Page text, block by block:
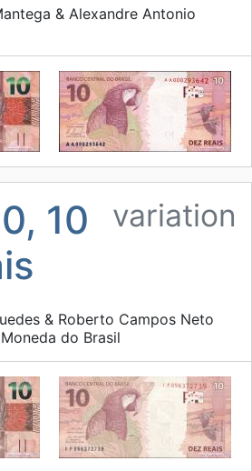
& Alexandre Antonio
10
variation
& Roberto Campos Neto
do Brasil